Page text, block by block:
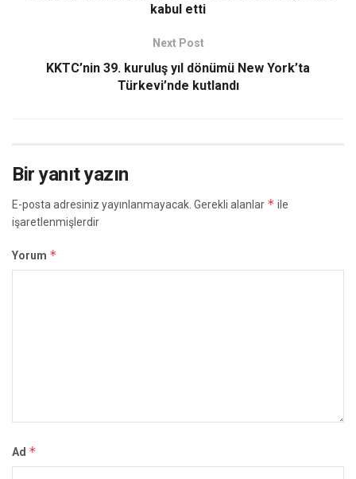
kabul etti
Next Post
KKTC’nin 39. kuruluş yıl dönümü New York’ta
Türkevi’nde kutlandı
Bir yanıt yazın
E-posta adresiniz yayınlanmayacak. Gerekli alanlar * ile
işaretlenmişlerdir
Yorum *
Ad *